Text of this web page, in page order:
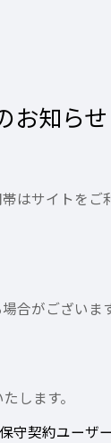
知らせ
はサイトをご
合がございます
します。
保守契約ユーザ